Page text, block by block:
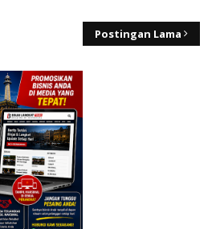
Postingan Lama